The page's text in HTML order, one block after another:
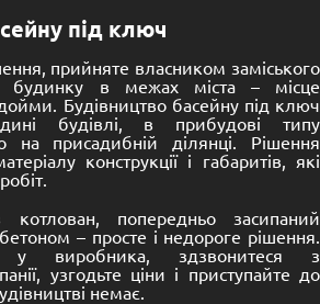
під ключ
прийняте власником заміського
будинку в межах міста – місце
Будівництво басейну під ключ
будівлі, в прибудові типу
присадибній ділянці. Рішення
конструкції і габаритів, які
попередньо засипаний
– просте і недороге рішення.
у виробника, здзвонитеся з
узгодьте ціни і приступайте до
немає.